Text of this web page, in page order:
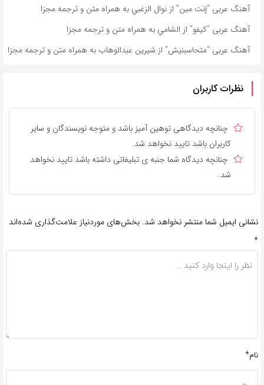
آهنگ عربی “إنت مين” از نوال الزغبي به همراه متن و ترجمه مجزا
آهنگ عربی “كيفو” از الشامي به همراه متن و ترجمه مجزا
آهنگ عربی “متحاسبنیش” از شیرین عبدالوهاب به همراه متن و ترجمه مجزا
نظرات کاربران
چنانچه دیدگاهی توهین آمیز باشد و متوجه نویسندگان و سایر
کاربران باشد تایید نخواهد شد.
چنانچه دیدگاه شما جنبه ی تبلیغاتی داشته باشد تایید نخواهد
شد.
نشانی ایمیل شما منتشر نخواهد شد. بخش‌های موردنیاز علامت‌گذاری شده‌اند
*
نام*